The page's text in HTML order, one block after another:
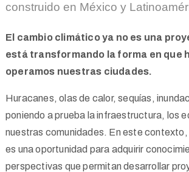
construido en México y
El cambio climático ya no es una
está transformando la forma en que
operamos nuestras ciudades.
Huracanes, olas de calor, sequías,
poniendo a prueba la infraestructura, los
nuestras comunidades. En este
es una oportunidad para adquirir
perspectivas que permitan desarrollar